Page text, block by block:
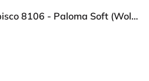
HÅG Capisco 8106 - Paloma Soft (Wollsdorf) - Cuero semi-anilina - ATG55206 - Grey - White - 200 mm (seat height 46-64cm) - Soft castors for hard floors